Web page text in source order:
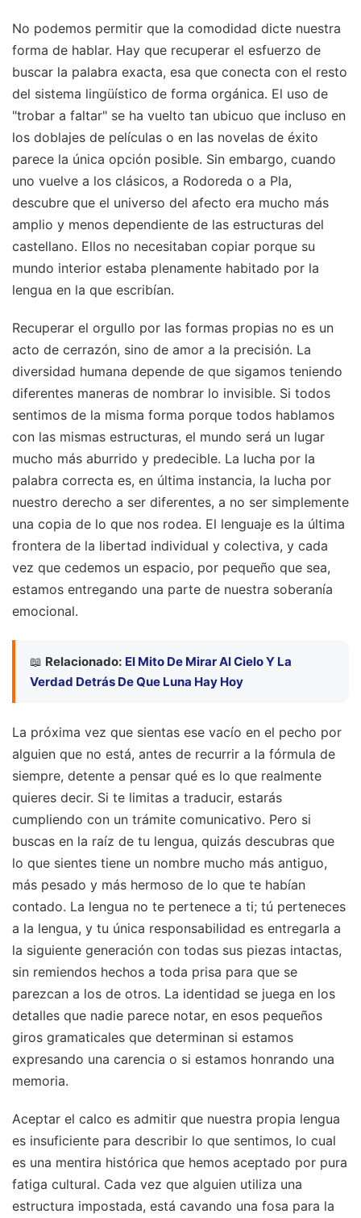
No podemos permitir que la comodidad dicte nuestra
forma de hablar. Hay que recuperar el esfuerzo de
buscar la palabra exacta, esa que conecta con el resto
del sistema lingüístico de forma orgánica. El uso de
"trobar a faltar" se ha vuelto tan ubicuo que incluso en
los doblajes de películas o en las novelas de éxito
parece la única opción posible. Sin embargo, cuando
uno vuelve a los clásicos, a Rodoreda o a Pla,
descubre que el universo del afecto era mucho más
amplio y menos dependiente de las estructuras del
castellano. Ellos no necesitaban copiar porque su
mundo interior estaba plenamente habitado por la
lengua en la que escribían.
Recuperar el orgullo por las formas propias no es un
acto de cerrazón, sino de amor a la precisión. La
diversidad humana depende de que sigamos teniendo
diferentes maneras de nombrar lo invisible. Si todos
sentimos de la misma forma porque todos hablamos
con las mismas estructuras, el mundo será un lugar
mucho más aburrido y predecible. La lucha por la
palabra correcta es, en última instancia, la lucha por
nuestro derecho a ser diferentes, a no ser simplemente
una copia de lo que nos rodea. El lenguaje es la última
frontera de la libertad individual y colectiva, y cada
vez que cedemos un espacio, por pequeño que sea,
estamos entregando una parte de nuestra soberanía
emocional.
📖 Relacionado: El Mito De Mirar Al Cielo Y La
Verdad Detrás De Que Luna Hay Hoy
La próxima vez que sientas ese vacío en el pecho por
alguien que no está, antes de recurrir a la fórmula de
siempre, detente a pensar qué es lo que realmente
quieres decir. Si te limitas a traducir, estarás
cumpliendo con un trámite comunicativo. Pero si
buscas en la raíz de tu lengua, quizás descubras que
lo que sientes tiene un nombre mucho más antiguo,
más pesado y más hermoso de lo que te habían
contado. La lengua no te pertenece a ti; tú perteneces
a la lengua, y tu única responsabilidad es entregarla a
la siguiente generación con todas sus piezas intactas,
sin remiendos hechos a toda prisa para que se
parezcan a los de otros. La identidad se juega en los
detalles que nadie parece notar, en esos pequeños
giros gramaticales que determinan si estamos
expresando una carencia o si estamos honrando una
memoria.
Aceptar el calco es admitir que nuestra propia lengua
es insuficiente para describir lo que sentimos, lo cual
es una mentira histórica que hemos aceptado por pura
fatiga cultural. Cada vez que alguien utiliza una
estructura impostada, está cavando una fosa para la